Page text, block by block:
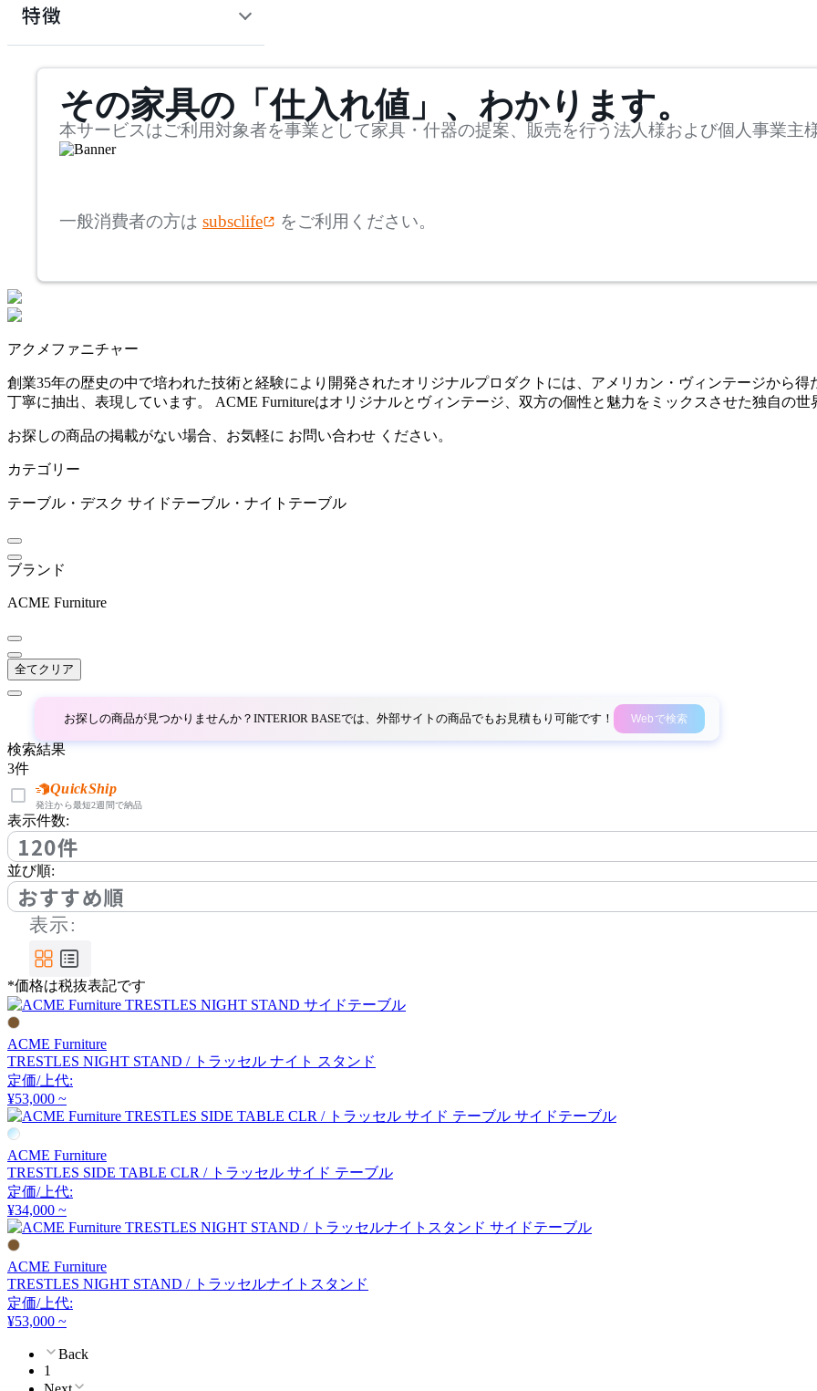
アコレクション
アドレス
artek
アルテック
AZUMAYA
アズマヤ
bellacontte
BoConcept
ボーコンセプト
by interiors
バイインテリアズ
Coccole
コッコレ
COMPLEX UNIVERSAL
FURNITURE SUPPLY
サルファニチャーサプラ
イ
CondeHouse
CORE ONE
コアワン
cosine
mm
検索
~
~
mm
特徴
その家具の「仕入れ値」、わかります。
本サービスはご利用対象者を事業として家具・什器の提案、販売を行う法人様および個人事業主
一般消費者の方は subsclife をご利用ください。
アクメファニチャー
創業35年の歴史の中で培われた技術と経験により開発されたオリジナルプロダクトには、アメリカン・ヴィンテージから
丁寧に抽出、表現しています。 ACME Furnitureはオリジナルとヴィンテージ、双方の個性と魅力をミックスさせた独自の世
お探しの商品の掲載がない場合、お気軽に お問い合わせ ください。
カテゴリー
テーブル・デスク サイドテーブル・ナイトテーブル
ブランド
ACME Furniture
全てクリア
お探しの商品が見つかりませんか？INTERIOR BASEでは、外部サイトの商品でもお見積もり可能です！ Webで検索
検索結果
3件
QuickShip
発注から最短2週間で納品
表示件数:
120件
並び順:
おすすめ順
表示:
*価格は税抜表記です
ACME Furniture
TRESTLES NIGHT STAND / トラッセル ナイト スタンド
定価/上代:
¥53,000 ~
ACME Furniture
TRESTLES SIDE TABLE CLR / トラッセル サイド テーブル
定価/上代:
¥34,000 ~
ACME Furniture
TRESTLES NIGHT STAND / トラッセルナイトスタンド
定価/上代:
¥53,000 ~
Back
1